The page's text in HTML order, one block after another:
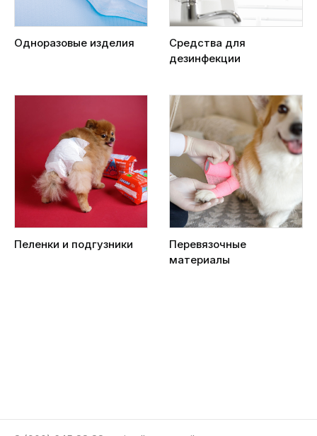
Одноразовые изделия
Средства для
дезинфекции
Пеленки и подгузники
Перевязочные
материалы